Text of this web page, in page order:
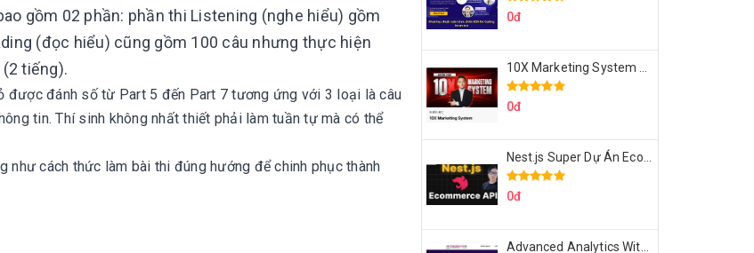
gồm 02 phần: phần thi Listening (nghe hiểu) gồm
(đọc hiểu) cũng gồm 100 câu nhưng thực hiện
tiếng).
được đánh số từ Part 5 đến Part 7 tương ứng với 3 loại là câu
tin. Thí sinh không nhất thiết phải làm tuần tự mà có thể
như cách thức làm bài thi đúng hướng để chinh phục thành
0đ
0đ
0đ